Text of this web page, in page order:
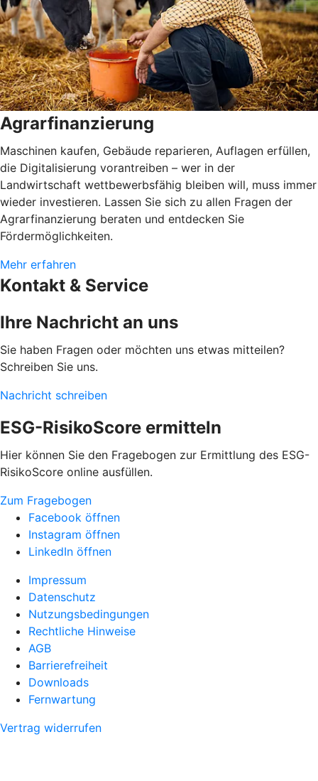
Agrarfinanzierung
Maschinen kaufen, Gebäude reparieren, Auflagen erfüllen,
die Digitalisierung vorantreiben – wer in der
Landwirtschaft wettbewerbsfähig bleiben will, muss immer
wieder investieren. Lassen Sie sich zu allen Fragen der
Agrarfinanzierung beraten und entdecken Sie
Fördermöglichkeiten.
Mehr erfahren
Kontakt & Service
Ihre Nachricht an uns
Sie haben Fragen oder möchten uns etwas mitteilen?
Schreiben Sie uns.
Nachricht schreiben
ESG-RisikoScore ermitteln
Hier können Sie den Fragebogen zur Ermittlung des ESG-
RisikoScore online ausfüllen.
Zum Fragebogen
Facebook öffnen
Instagram öffnen
LinkedIn öffnen
Impressum
Datenschutz
Nutzungsbedingungen
Rechtliche Hinweise
AGB
Barrierefreiheit
Downloads
Fernwartung
Vertrag widerrufen